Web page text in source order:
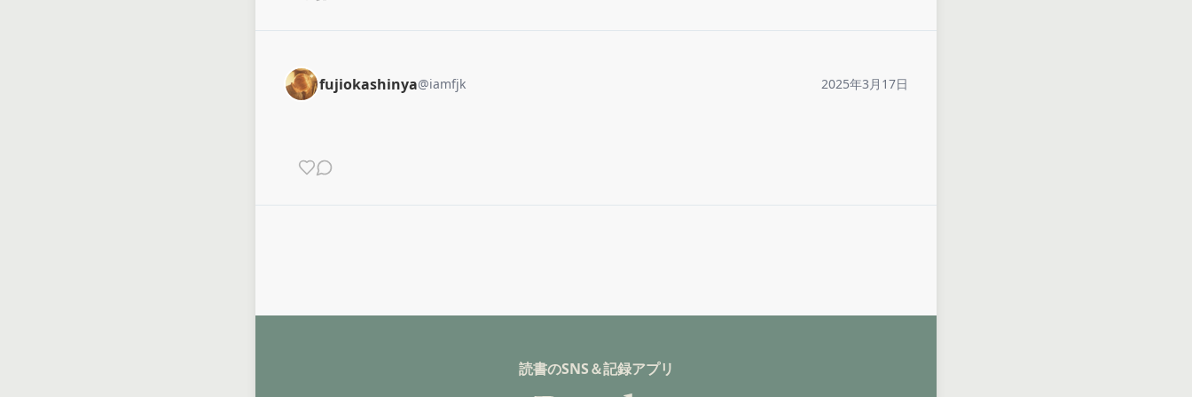
fujiokashinya@iamfjk 2025年3月17日
読書のSNS＆記録アプリ